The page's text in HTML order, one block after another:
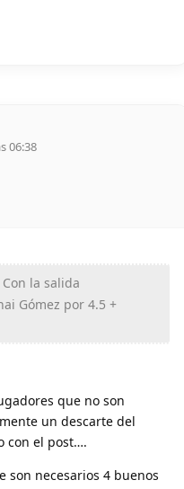
06:38
la salida
Gómez por 4.5 +
que no son
un descarte del
con el post….
son necesarios 4 buenos